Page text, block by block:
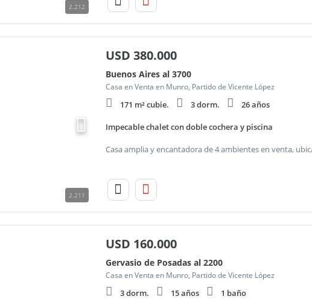
2.212
2.211
USD 380.000
Buenos Aires al 3700
Casa en Venta en Munro, Partido de Vicente López
171 m² cubie. 3 dorm. 26 años
Impecable chalet con doble cochera y piscina
USD 160.000
Gervasio de Posadas al 2200
Casa en Venta en Munro, Partido de Vicente López
3 dorm. 15 años 1 baño